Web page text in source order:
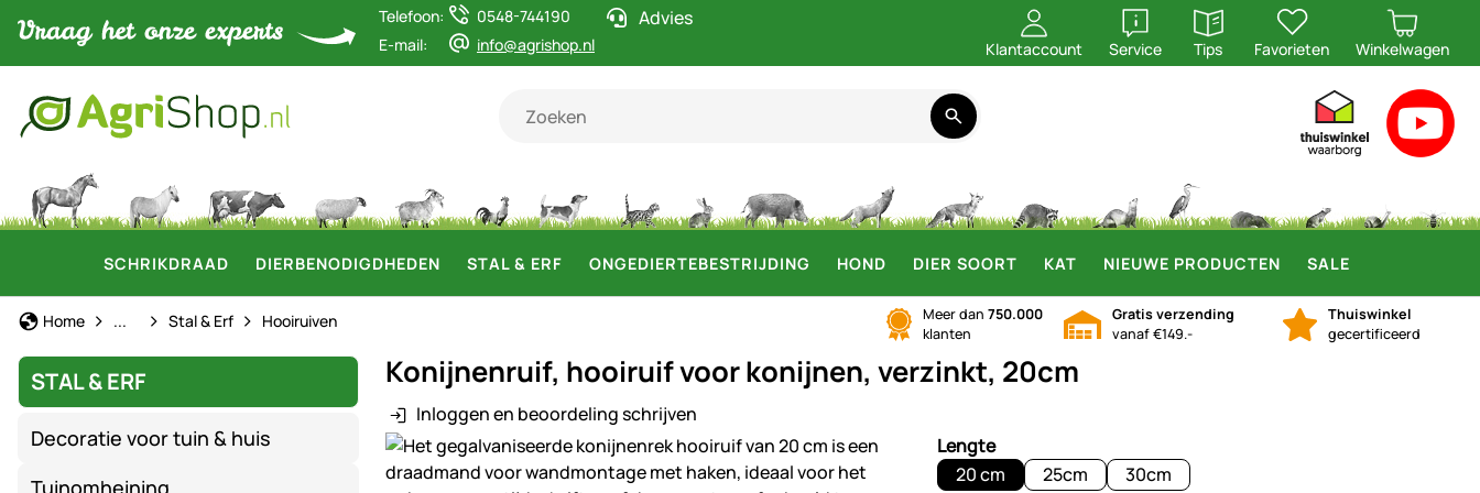
Telefoon:
0548-744190
E-mail:
info@agrishop.nl
Advies
Klantaccount Service
openen
Tips
openen
Favorieten Winkelwagen
SCHRIKDRAAD DIERBENODIGDHEDEN STAL & ERF ONGEDIERTEBESTRIJDING HOND DIER SOORT KAT NIEUWE PRODUCTEN SALE
Home Stal & Erf
... Stal & Erf Hooiruiven Meer dan750.000
klanten
Gratis verzending
vanaf €149.-
Thuiswinkel
gecertificeerd
STAL & ERF
Decoratie voor tuin & huis
Tuinomheining
Konijnenruif, hooiruif voor konijnen, verzinkt, 20cm
Inloggen en beoordeling schrijven
Productgalerij
Lengte
20 cm
25cm 30cm